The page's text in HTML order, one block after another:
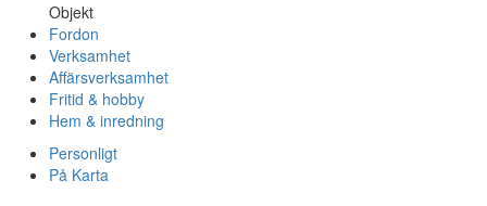
Objekt
Fordon
Verksamhet
Affärsverksamhet
Fritid & hobby
Hem & inredning
Personligt
På Karta